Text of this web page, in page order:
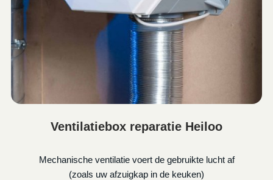
Ventilatiebox reparatie Heiloo
Mechanische ventilatie voert de gebruikte lucht af
(zoals uw afzuigkap in de keuken)